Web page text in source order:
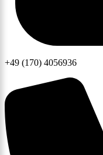
+49 (170) 4056936